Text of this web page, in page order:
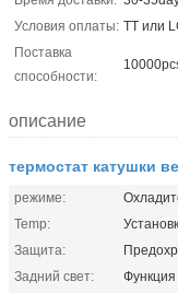
Условия оплаты: TT или
Поставка
способности:
описание
термостат катушки
режиме:
Temp:
Защита:
Задний свет:
Функция